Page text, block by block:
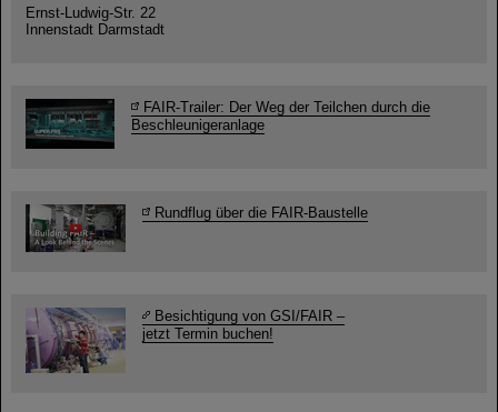
Ernst-Ludwig-Str. 22
Innenstadt Darmstadt
FAIR-Trailer: Der Weg der Teilchen durch die
Beschleunigeranlage
Rundflug über die FAIR-Baustelle
Besichtigung von GSI/FAIR –
jetzt Termin buchen!